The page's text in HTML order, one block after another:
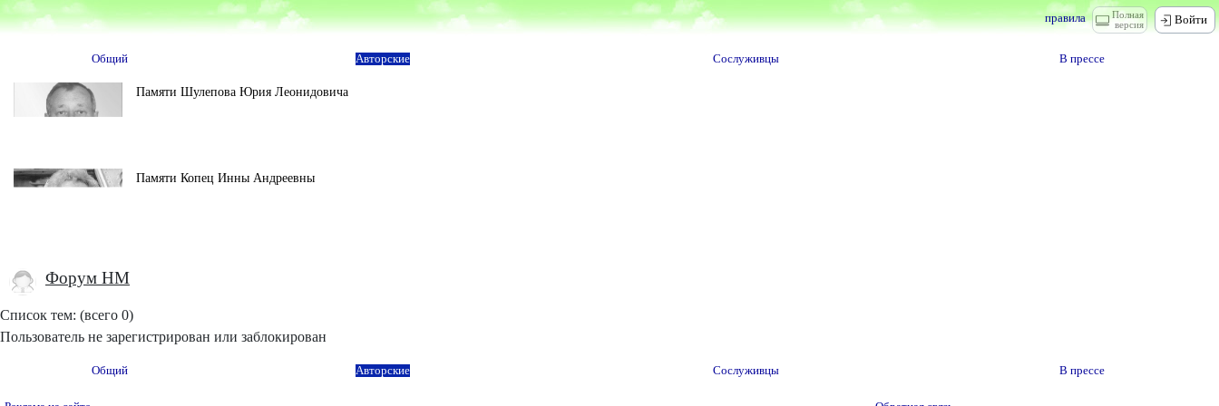
Полная
версия
правила Войти
Общий Авторские Сослуживцы В прессе
Памяти Шулепова Юрия Леонидовича
Памяти Копец Инны Андреевны
Форум НМ
Список тем: (всего 0)
Пользователь не зарегистрирован или заблокирован
Общий Авторские Сослуживцы В прессе